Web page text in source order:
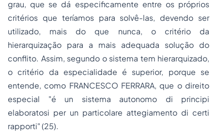
grau, que se dá especificamente entre os próprios
critérios que teríamos para solvê-las, devendo ser
utilizado, mais do que nunca, o critério da
hierarquização para a mais adequada solução do
conflito. Assim, segundo o sistema tem hierarquizado,
o critério da especialidade é superior, porque se
entende, como FRANCESCO FERRARA, que o direito
especial "é un sistema autonomo di principi
elaboratosi per un particolare attegiamento di certi
rapporti"(25).